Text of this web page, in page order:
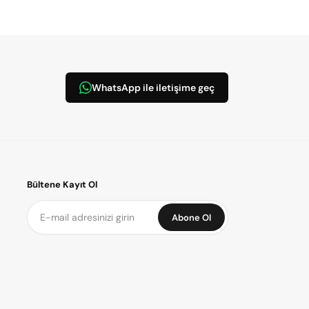
WhatsApp ile iletişime geç
Bültene Kayıt Ol
Abone Ol